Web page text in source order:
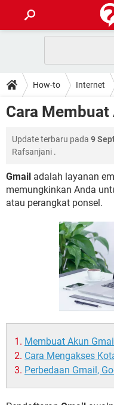
APLIKASI NONTON FILM &
BUAT AKUN TIKTOK
HOW-TO
SAFE MODE ANDROID
KODE RAHASIA NETFLIX
DOWNLOAD
TEWAS HOLDEM UNTUK
FORUM
Reset Akun Facebook yang di-
Front Office dan Back Office
Jenis-jenis Network atau
How-to Internet
Cara Membuat
Update terbaru pada 9
Rafsanjani .
Gmail adalah layanan
memungkinkan Anda
atau perangkat ponsel.
Membuat Akun
Cara Mengakses
Perbedaan Gmail,